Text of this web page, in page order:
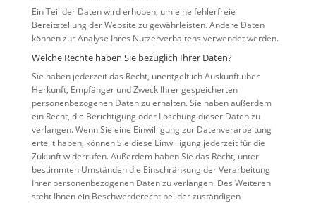
Ein Teil der Daten wird erhoben, um eine fehlerfreie
Bereitstellung der Website zu gewährleisten. Andere Daten
können zur Analyse Ihres Nutzerverhaltens verwendet werden.
Welche Rechte haben Sie bezüglich Ihrer Daten?
Sie haben jederzeit das Recht, unentgeltlich Auskunft über
Herkunft, Empfänger und Zweck Ihrer gespeicherten
personenbezogenen Daten zu erhalten. Sie haben außerdem
ein Recht, die Berichtigung oder Löschung dieser Daten zu
verlangen. Wenn Sie eine Einwilligung zur Datenverarbeitung
erteilt haben, können Sie diese Einwilligung jederzeit für die
Zukunft widerrufen. Außerdem haben Sie das Recht, unter
bestimmten Umständen die Einschränkung der Verarbeitung
Ihrer personenbezogenen Daten zu verlangen. Des Weiteren
steht Ihnen ein Beschwerderecht bei der zuständigen